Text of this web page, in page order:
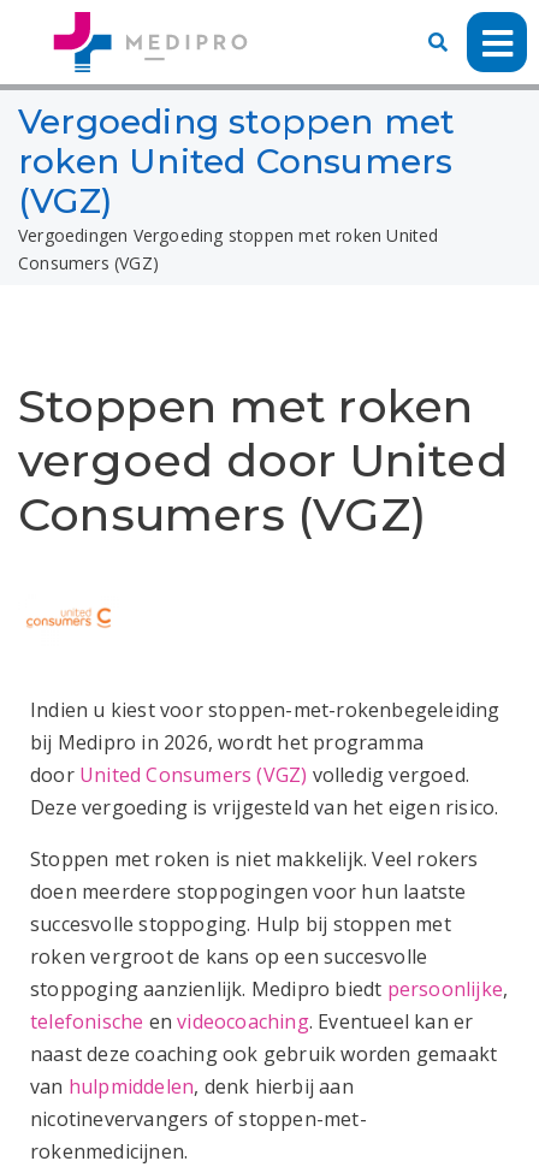
Vergoeding stoppen met
roken United Consumers
(VGZ)
Vergoedingen Vergoeding stoppen met roken United
Consumers (VGZ)
Stoppen met roken
vergoed door United
Consumers (VGZ)
Indien u kiest voor stoppen-met-rokenbegeleiding
bij Medipro in 2026, wordt het programma
door United Consumers (VGZ) volledig vergoed.
Deze vergoeding is vrijgesteld van het eigen risico.
Stoppen met roken is niet makkelijk. Veel rokers
doen meerdere stoppogingen voor hun laatste
succesvolle stoppoging. Hulp bij stoppen met
roken vergroot de kans op een succesvolle
stoppoging aanzienlijk. Medipro biedt persoonlijke,
telefonische envideocoaching. Eventueel kan er
naast deze coaching ook gebruik worden gemaakt
van hulpmiddelen, denk hierbij aan
nicotinevervangers of stoppen-met-
rokenmedicijnen.